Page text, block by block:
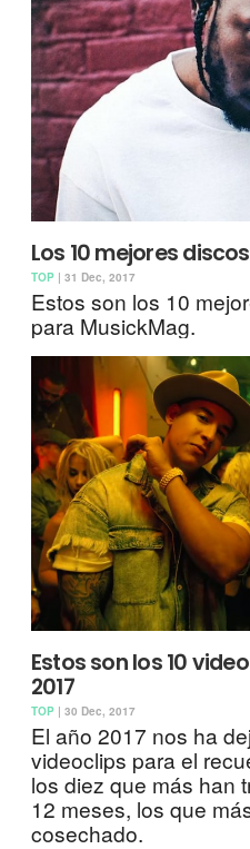
Los 10 mejores
TOP | 31 Dec, 2017
Estos son los 10
para MusickMag.
Estos son los 10
2017
TOP | 30 Dec, 2017
El año 2017 nos ha
videoclips para el
los diez que más han
12 meses, los que
cosechado.